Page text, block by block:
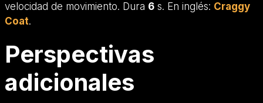
velocidad de movimiento. Dura 6 s. En inglés: Craggy
Coat.
Perspectivas
adicionales